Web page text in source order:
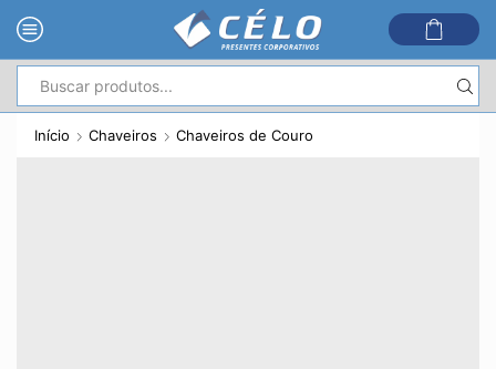
de
pesquisa
Início Chaveiros Chaveiros de Couro